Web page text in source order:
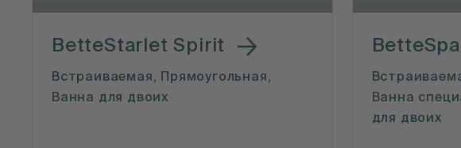
BetteStarlet Spirit
Встраиваемая, Прямоугольная,
Ванна для двоих
Ванна
для двоих